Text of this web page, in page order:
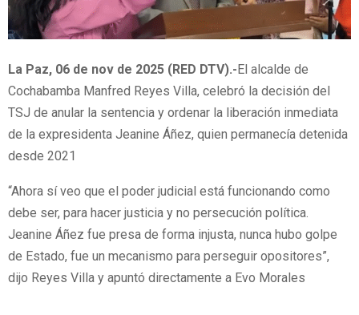
La Paz, 06 de nov de 2025 (RED DTV).-El alcalde de
Cochabamba Manfred Reyes Villa, celebró la decisión del
TSJ de anular la sentencia y ordenar la liberación inmediata
de la expresidenta Jeanine Áñez, quien permanecía detenida
desde 2021
“Ahora sí veo que el poder judicial está funcionando como
debe ser, para hacer justicia y no persecución política.
Jeanine Áñez fue presa de forma injusta, nunca hubo golpe
de Estado, fue un mecanismo para perseguir opositores”,
dijo Reyes Villa y apuntó directamente a Evo Morales